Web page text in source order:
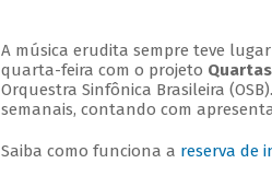
A música erudita sempre teve
quarta-feira com o projeto
Orquestra Sinfônica Brasileira
semanais, contando com
Saiba como funciona a reserva de